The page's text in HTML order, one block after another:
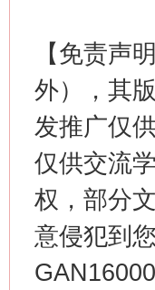
【免责声
外），其
发推广仅
仅供交流
权，部分
意侵犯到
习近平的